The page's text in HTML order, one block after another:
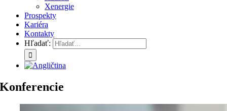
Xenergie
Prospekty
Kariéra
Kontakty
Hľadať:
Konferencie